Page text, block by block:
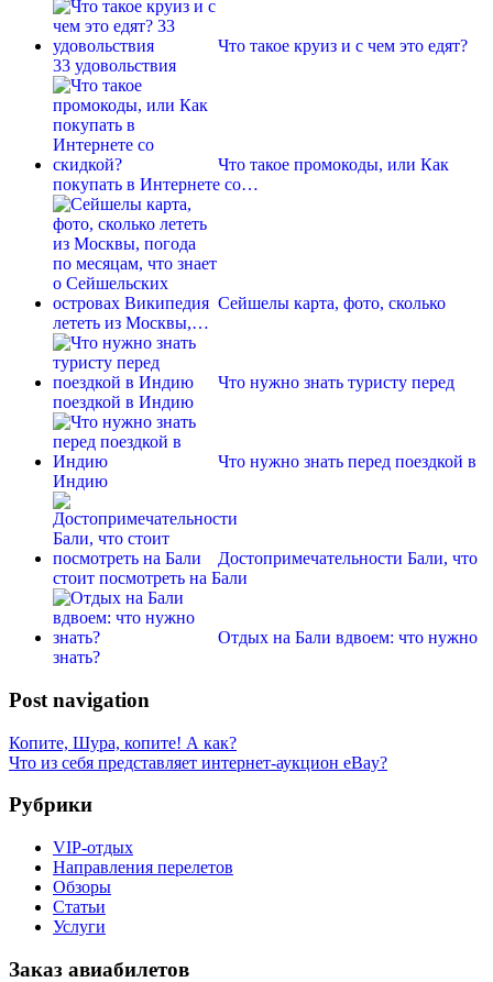
Что такое круиз и с чем это едят?
33 удовольствия
Что такое промокоды, или Как
покупать в Интернете со…
Сейшелы карта, фото, сколько
лететь из Москвы,…
Что нужно знать туристу перед
поездкой в Индию
Что нужно знать перед поездкой в
Индию
Достопримечательности Бали, что
стоит посмотреть на Бали
Отдых на Бали вдвоем: что нужно
знать?
Post navigation
Копите, Шура, копите! А как?
Что из себя представляет интернет-аукцион eBay?
Рубрики
VIP-отдых
Направления перелетов
Обзоры
Статьи
Услуги
Заказ авиабилетов